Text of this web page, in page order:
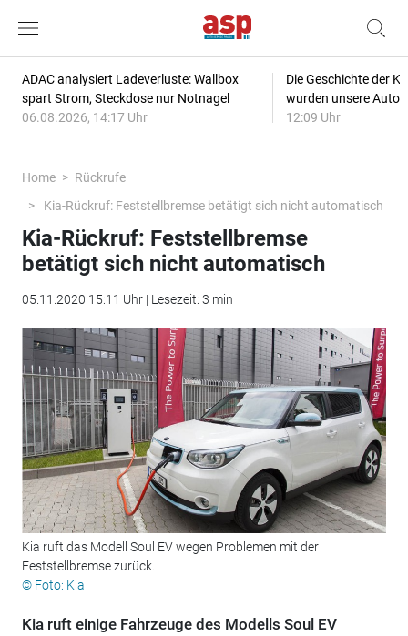
ADAC analysiert Ladeverluste: Wallbox
spart Strom, Steckdose nur Notnagel
06.08.2026, 14:17 Uhr
Die Geschichte der
wurden unsere
12:09 Uhr
Home
Rückrufe
Kia-Rückruf: Feststellbremse betätigt sich nicht automatisch
Kia-Rückruf: Feststellbremse
betätigt sich nicht automatisch
05.11.2020 15:11 Uhr | Lesezeit: 3 min
Kia ruft das Modell Soul EV wegen Problemen mit der
Feststellbremse zurück.
© Foto: Kia
Kia ruft einige Fahrzeuge des Modells Soul EV